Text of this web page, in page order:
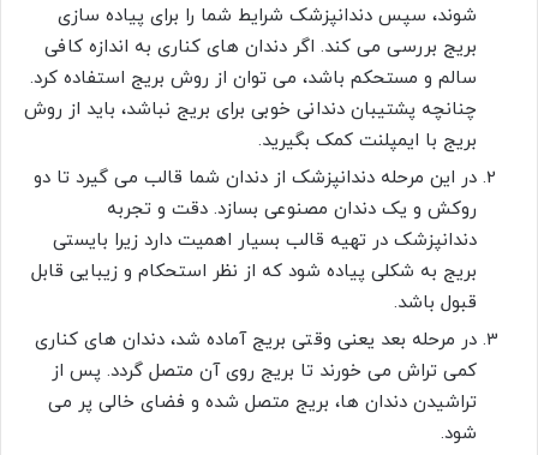
شوند، سپس دندانپزشک شرایط شما را برای پیاده‌ سازی
بریج بررسی می‌ کند. اگر دندان‌ های کناری به اندازه کافی
سالم و مستحکم باشد، می‌ توان از روش بریج استفاده کرد.
چنانچه پشتیبان دندانی خوبی برای بریج نباشد، باید از روش
بریج با ایمپلنت کمک بگیرید.
در این مرحله دندانپزشک از دندان شما قالب می‌ گیرد تا دو
روکش و یک دندان مصنوعی بسازد. دقت و تجربه
دندانپزشک در تهیه قالب بسیار اهمیت دارد زیرا بایستی
بریج به شکلی پیاده شود که از نظر استحکام و زیبایی قابل
قبول باشد.
در مرحله بعد یعنی وقتی بریج آماده شد، دندان‌ های کناری
کمی تراش می‌ خورند تا بریج روی آن متصل گردد. پس از
تراشیدن دندان‌ ها، بریج متصل شده و فضای خالی پر می‌
شود.